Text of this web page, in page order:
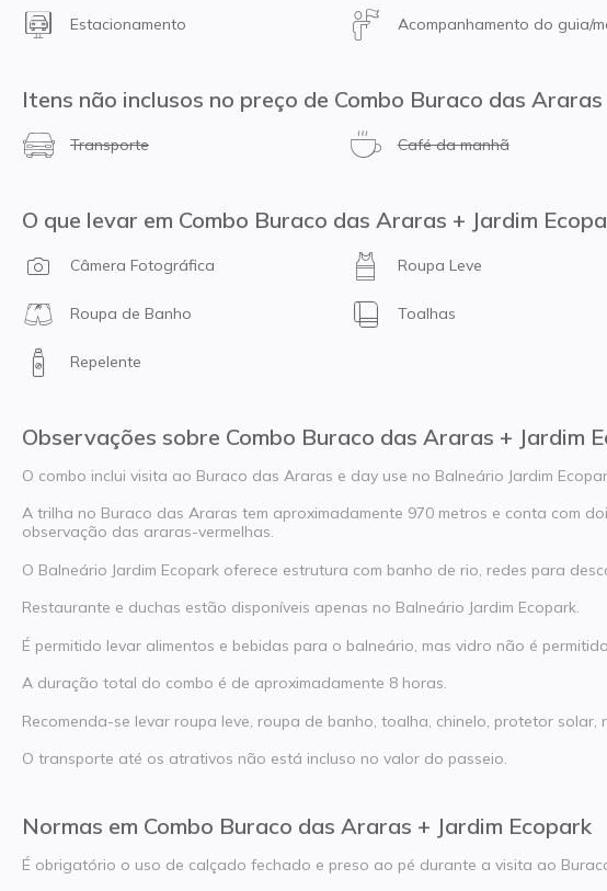
Estacionamento Acompanhamento do guia/
Itens não inclusos no preço de Combo Buraco das
Transporte Café da manhã
O que levar em Combo Buraco das Araras + Jardim
Câmera Fotográfica Roupa Leve
Roupa de Banho Toalhas
Repelente
Observações sobre Combo Buraco das Araras + Jardim
O combo inclui visita ao Buraco das Araras e day use no Balneário Jardim
A trilha no Buraco das Araras tem aproximadamente 970 metros e conta com
observação das araras-vermelhas.
O Balneário Jardim Ecopark oferece estrutura com banho de rio, redes para
Restaurante e duchas estão disponíveis apenas no Balneário Jardim Ecopark.
É permitido levar alimentos e bebidas para o balneário, mas vidro não é
A duração total do combo é de aproximadamente 8 horas.
Recomenda-se levar roupa leve, roupa de banho, toalha, chinelo, protetor
O transporte até os atrativos não está incluso no valor do passeio.
Normas em Combo Buraco das Araras + Jardim Ecopark
É obrigatório o uso de calçado fechado e preso ao pé durante a visita ao